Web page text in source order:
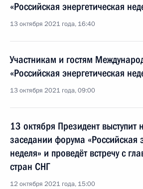
«Российская энергетическая
13 октября 2021 года, 16:40
Участникам и гостям
«Российская энергетическая
13 октября 2021 года, 09:00
13 октября Президент выступит
заседании форума «Российская
неделя» и проведёт встречу с
стран СНГ
12 октября 2021 года, 15:00